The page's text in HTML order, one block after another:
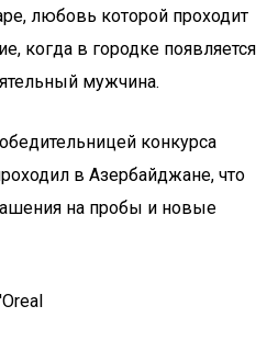
любовь которой проходит
когда в городке появляется
мужчина.
конкурса
в Азербайджане, что
на пробы и новые